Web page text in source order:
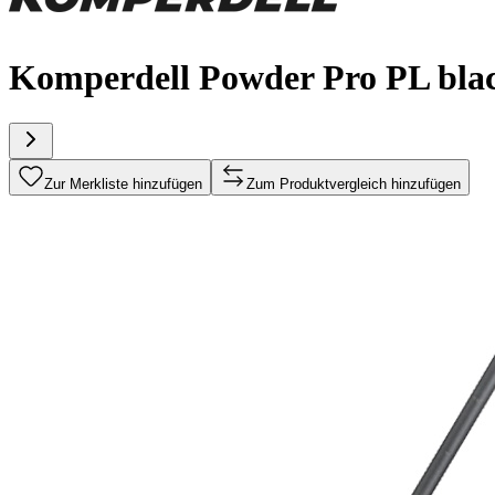
Komperdell Powder Pro PL
Zur Merkliste hinzufügen Zum Produktvergleich hinzufügen